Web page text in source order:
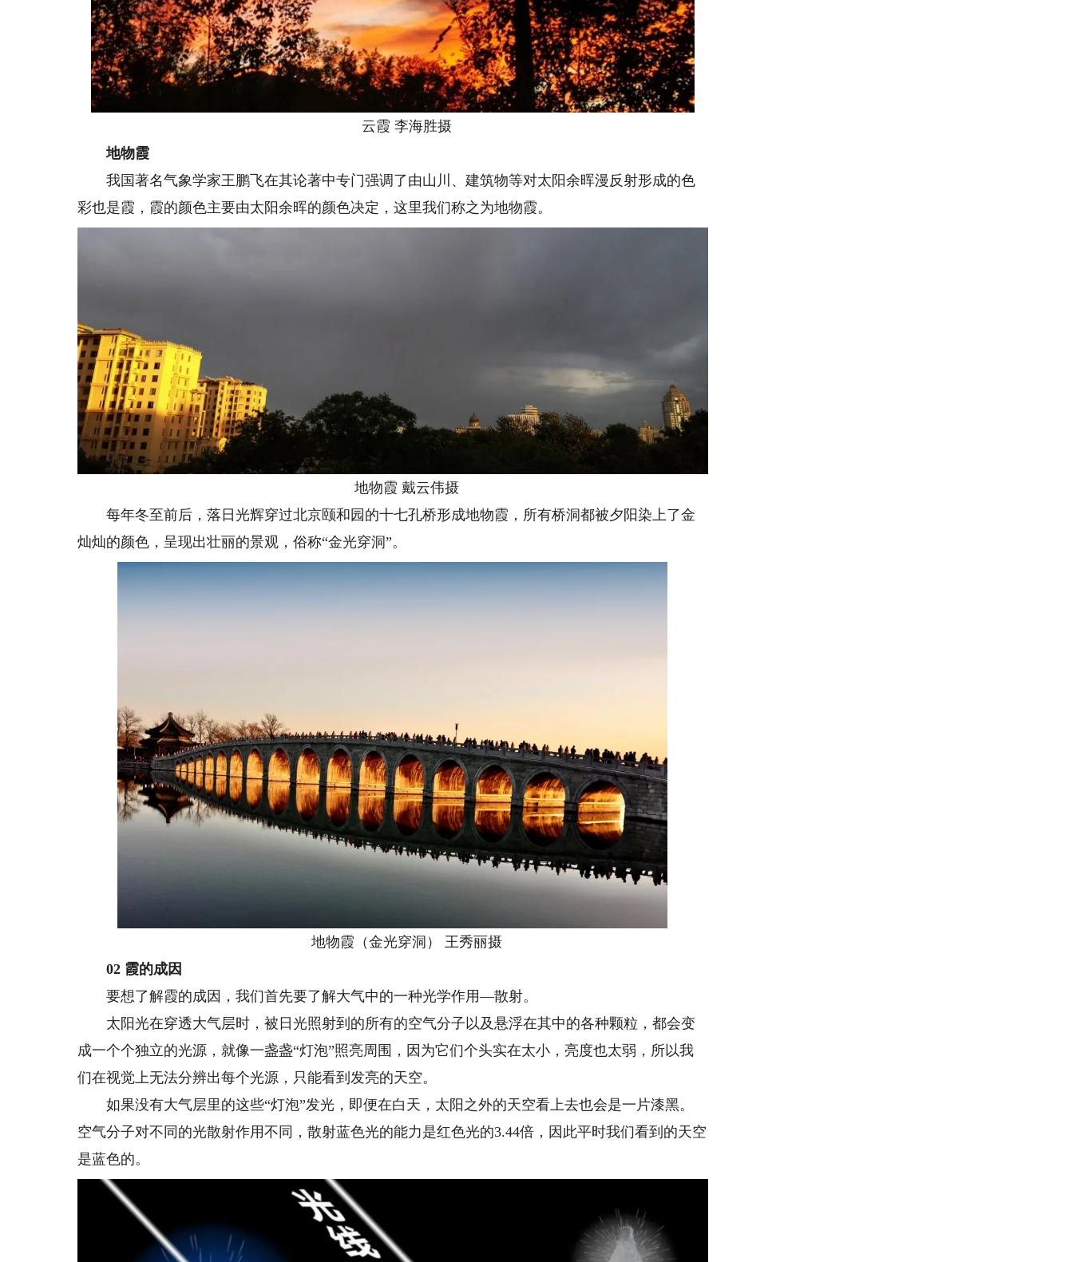
云霞 李海胜摄
地物霞
我国著名气象学家王鹏飞在其论著中专门强调了由山川、建筑物等对太阳余晖漫反射形成的色
彩也是霞，霞的颜色主要由太阳余晖的颜色决定，这里我们称之为地物霞。
地物霞 戴云伟摄
每年冬至前后，落日光辉穿过北京颐和园的十七孔桥形成地物霞，所有桥洞都被夕阳染上了金
灿灿的颜色，呈现出壮丽的景观，俗称“金光穿洞”。
地物霞（金光穿洞） 王秀丽摄
02 霞的成因
要想了解霞的成因，我们首先要了解大气中的一种光学作用—散射。
太阳光在穿透大气层时，被日光照射到的所有的空气分子以及悬浮在其中的各种颗粒，都会变
成一个个独立的光源，就像一盏盏“灯泡”照亮周围，因为它们个头实在太小，亮度也太弱，所以我
们在视觉上无法分辨出每个光源，只能看到发亮的天空。
如果没有大气层里的这些“灯泡”发光，即便在白天，太阳之外的天空看上去也会是一片漆黑。
空气分子对不同的光散射作用不同，散射蓝色光的能力是红色光的3.44倍，因此平时我们看到的天空
是蓝色的。